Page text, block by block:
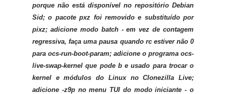
porque não está disponível no repositório Debian
Sid; o pacote pxz foi removido e substituído por
pixz; adicione modo batch - em vez de contagem
regressiva, faça uma pausa quando rc estiver não 0
para ocs-run-boot-param; adicione o programa ocs-
live-swap-kernel que pode b e usado para trocar o
kernel e módulos do Linux no Clonezilla Live;
adicione -z9p no menu TUI do modo iniciante - o